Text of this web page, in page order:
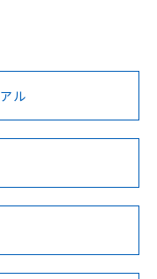
ル
替を完了
がない限
ておりま